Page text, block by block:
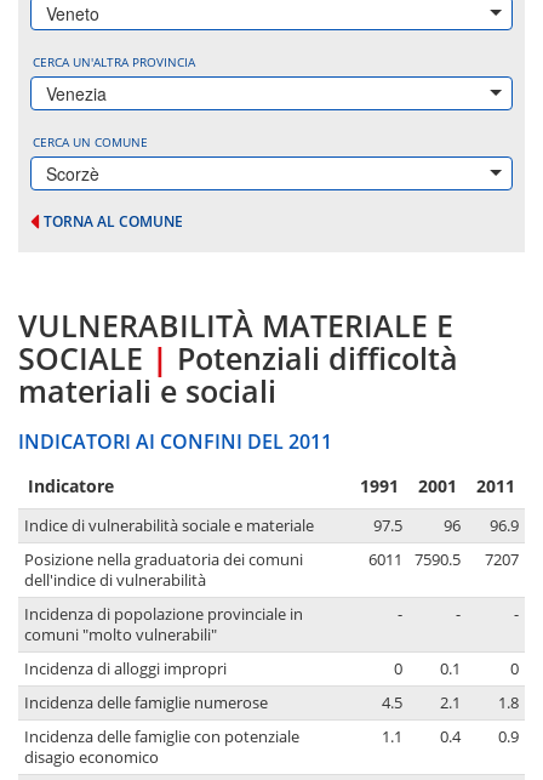
Veneto
CERCA UN'ALTRA PROVINCIA
Venezia
CERCA UN COMUNE
Scorzè
TORNA AL COMUNE
VULNERABILITÀ MATERIALE E
SOCIALE | Potenziali difficoltà
materiali e sociali
INDICATORI AI CONFINI DEL 2011
Indicatore 1991 2001 2011
Indice di vulnerabilità sociale e materiale 97.5 96
96.9
Posizione nella graduatoria dei comuni
dell'indice di vulnerabilità
6011 7590.5 7207
Incidenza di popolazione provinciale in
comuni "molto vulnerabili"
- - -
Incidenza di alloggi impropri 0 0.1
0
Incidenza delle famiglie numerose
4.5 2.1
1.8
Incidenza delle famiglie con potenziale
disagio economico
1.1 0.4 0.9